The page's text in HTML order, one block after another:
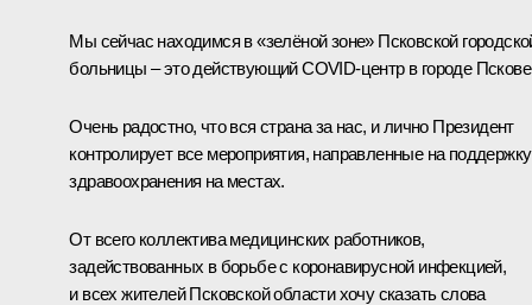
Мы сейчас находимся в «зелёной зоне» Псковской
больницы – это действующий COVID-центр в городе
Очень радостно, что вся страна за нас, и лично Президент
контролирует все мероприятия, направленные на поддержку
здравоохранения на местах.
От всего коллектива медицинских работников,
задействованных в борьбе с коронавирусной инфекцией,
и всех жителей Псковской области хочу сказать слова